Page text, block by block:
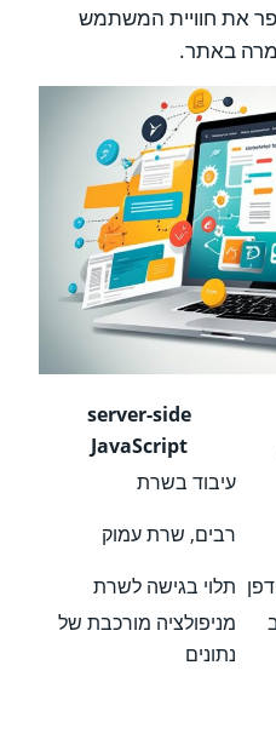
את חוויית המשתמש
באתר.
server-side
JavaScript
עיבוד בשרת
רבים, שרת עמוק
תלוי בגישה לשרת
מניפולציה מורכבת של
נתונים